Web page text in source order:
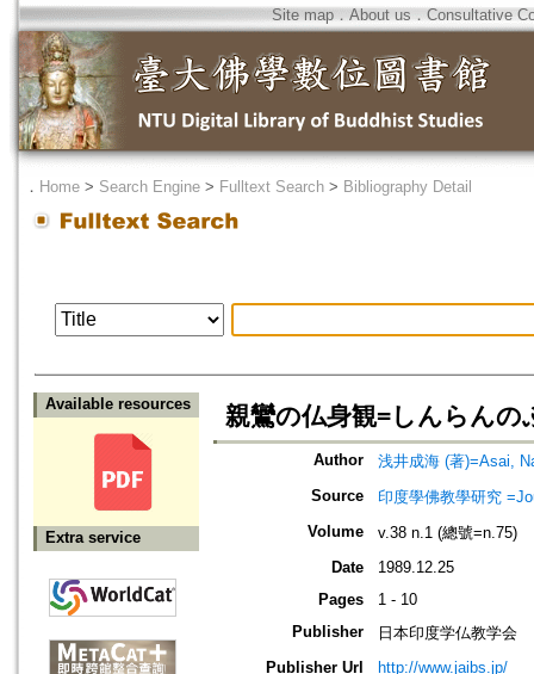
Site map．About us ． Consultative
． Home > Search Engine > Fulltext Search > Bibliography Detail
Available resources
Extra service
親鸞の仏身観=しんらん
Author
浅井成海 (著)=Asai,
Source
印度學佛教學研究
Volume
v.38 n.1 (總號=n.75)
Date
1989.12.25
Pages
1 - 10
Publisher
日本印度学仏教学会
Publisher Url
http://www.jaibs.jp/